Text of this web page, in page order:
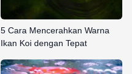
5 Cara Mencerahkan Warna
Ikan Koi dengan Tepat